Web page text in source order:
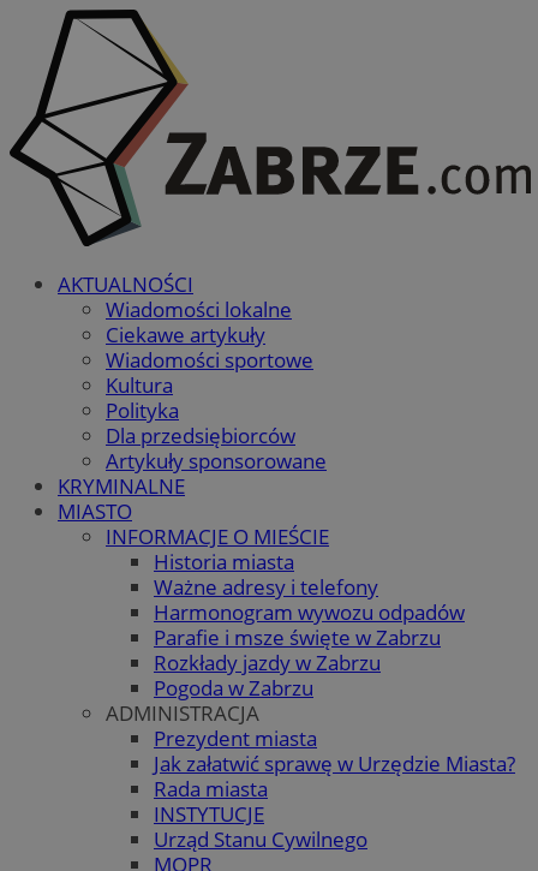
AKTUALNOŚCI
Wiadomości lokalne
Ciekawe artykuły
Wiadomości sportowe
Kultura
Polityka
Dla przedsiębiorców
Artykuły sponsorowane
KRYMINALNE
MIASTO
INFORMACJE O MIEŚCIE
Historia miasta
Ważne adresy i telefony
Harmonogram wywozu odpadów
Parafie i msze święte w Zabrzu
Rozkłady jazdy w Zabrzu
Pogoda w Zabrzu
ADMINISTRACJA
Prezydent miasta
Jak załatwić sprawę w Urzędzie Miasta?
Rada miasta
INSTYTUCJE
Urząd Stanu Cywilnego
MOPR